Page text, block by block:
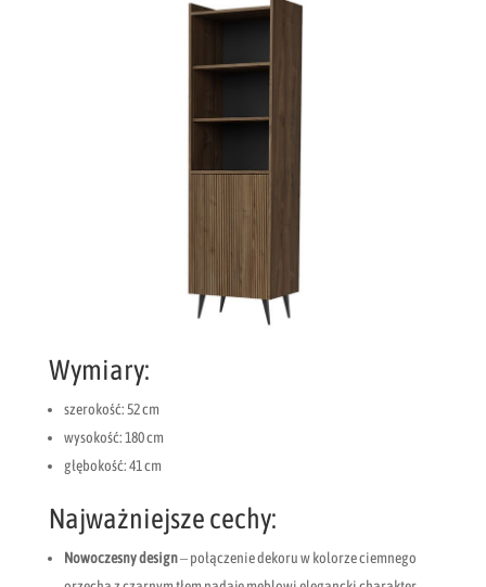
Wymiary:
szerokość: 52 cm
wysokość: 180 cm
głębokość: 41 cm
Najważniejsze cechy:
Nowoczesny design– połączenie dekoru w kolorze ciemnego